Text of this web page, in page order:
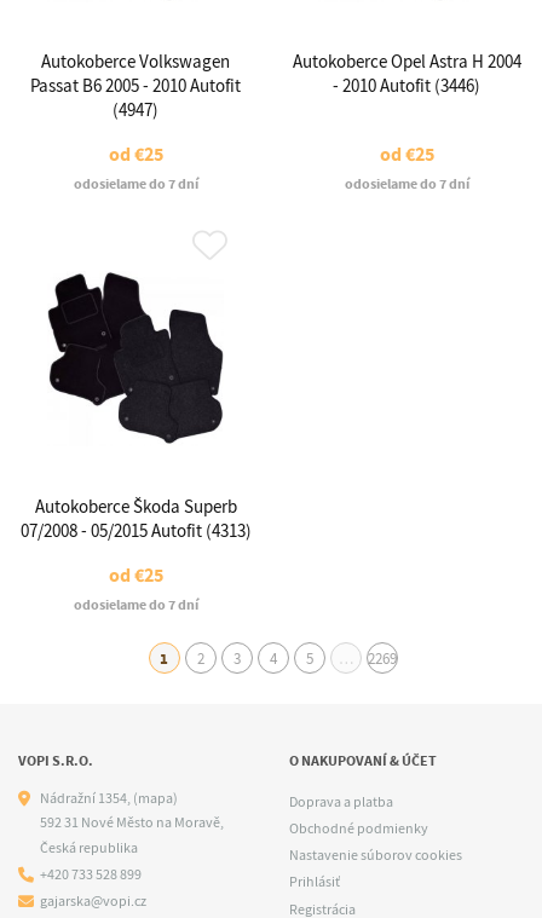
Autokoberce Volkswagen
Passat B6 2005 - 2010 Autofit
(4947)
od€25
odosielame do 7 dní
Autokoberce Opel Astra H 2004
- 2010 Autofit (3446)
od€25
odosielame do 7 dní
Autokoberce Škoda Superb
07/2008 - 05/2015 Autofit (4313)
od€25
odosielame do 7 dní
1 2 3 4 5 … 2269
VOPI S.R.O.
Nádražní 1354, (mapa)
592 31 Nové Město na Moravě,
Česká republika
+420 733 528 899
gajarska@vopi.cz
O NAKUPOVANÍ & ÚČET
Doprava a platba
Obchodné podmienky
Nastavenie súborov cookies
Prihlásiť
Registrácia